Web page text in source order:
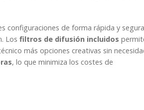
configuraciones de forma rápida y
Los filtros de difusión incluidos
más opciones creativas sin
, lo que minimiza los costes de